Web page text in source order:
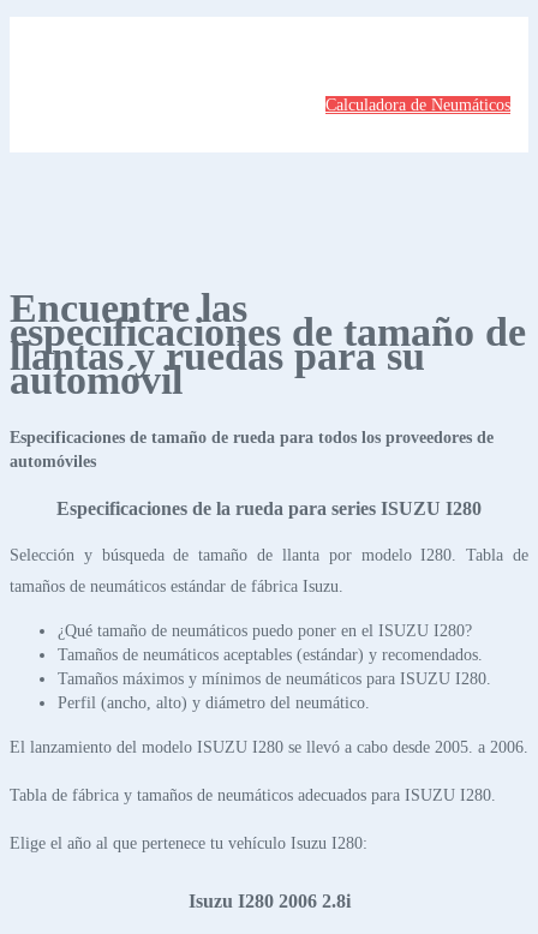
Calculadora de Neumáticos
Encuentre las
especificaciones de tamaño de
llantas y ruedas para su
automóvil
Especificaciones de tamaño de rueda para todos los proveedores de
automóviles
Especificaciones de la rueda para series ISUZU I280
Selección y búsqueda de tamaño de llanta por modelo I280. Tabla de
tamaños de neumáticos estándar de fábrica Isuzu.
¿Qué tamaño de neumáticos puedo poner en el ISUZU I280?
Tamaños de neumáticos aceptables (estándar) y recomendados.
Tamaños máximos y mínimos de neumáticos para ISUZU I280.
Perfil (ancho, alto) y diámetro del neumático.
El lanzamiento del modelo ISUZU I280 se llevó a cabo desde 2005. a 2006.
Tabla de fábrica y tamaños de neumáticos adecuados para ISUZU I280.
Elige el año al que pertenece tu vehículo Isuzu I280:
Isuzu I280 2006 2.8i